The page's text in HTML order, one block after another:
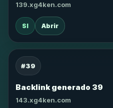
139.xg4ken.com
SI Abrir
#39
Backlink generado 39
143.xg4ken.com